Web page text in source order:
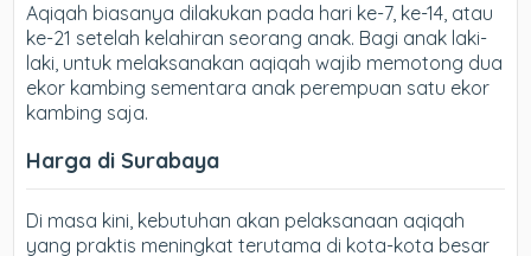
Aqiqah biasanya dilakukan pada hari ke-7, ke-14, atau
ke-21 setelah kelahiran seorang anak. Bagi anak laki-
laki, untuk melaksanakan aqiqah wajib memotong dua
ekor kambing sementara anak perempuan satu ekor
kambing saja.
Harga di Surabaya
Di masa kini, kebutuhan akan pelaksanaan aqiqah
yang praktis meningkat terutama di kota-kota besar